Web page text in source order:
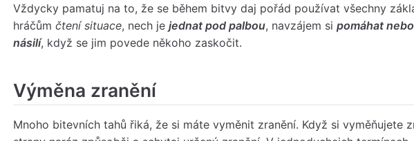
Vždycky pamatuj na to, že se během bitvy daj pořád používat všechny
hráčům čtení situace, nech je jednat pod palbou, navzájem si pomáhat
násilí, když se jim povede někoho zaskočit.
Výměna zranění
Mnoho bitevních tahů řiká, že si máte vyměnit zranění. Když si vyměňujete